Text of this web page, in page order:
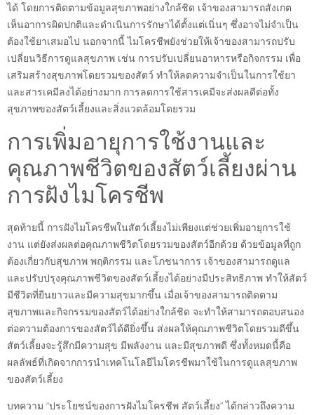
ได้ โดยการติดตามข้อมูลสุขภาพอย่างใกล้ชิด เจ้าของสามารถสังเกต
เห็นอาการผิดปกติและดำเนินการรักษาได้ตั้งแต่เนิ่นๆ ซึ่งอาจไม่จำเป็น
ต้องใช้ยาเสมอไป นอกจากนี้ ไมโครชีพยังช่วยให้เจ้าของสามารถปรับ
เปลี่ยนวิธีการดูแลสุขภาพ เช่น การปรับเปลี่ยนอาหารหรือกิจกรรม เพื่อ
เสริมสร้างสุขภาพโดยรวมของสัตว์ ทำให้ลดความจำเป็นในการใช้ยา
และสารเคมีลงได้อย่างมาก การลดการใช้สารเคมีจะส่งผลดีต่อทั้ง
สุขภาพของสัตว์เลี้ยงและสิ่งแวดล้อมโดยรวม
การเพิ่มอายุการใช้งานและ
คุณภาพชีวิตของสัตว์เลี้ยงผ่าน
การฝังไมโครชีพ
สุดท้ายนี้ การฝังไมโครชีพในสัตว์เลี้ยงไม่เพียงแต่ช่วยเพิ่มอายุการใช้
งาน แต่ยังส่งผลต่อคุณภาพชีวิตโดยรวมของสัตว์อีกด้วย ด้วยข้อมูลที่ถูก
ต้องเกี่ยวกับสุขภาพ พฤติกรรม และโภชนาการ เจ้าของสามารถดูแล
และปรับปรุงคุณภาพชีวิตของสัตว์เลี้ยงได้อย่างมีประสิทธิภาพ ทำให้สัตว์
มีชีวิตที่ยืนยาวและมีความสุขมากขึ้น เมื่อเจ้าของสามารถติดตาม
สุขภาพและกิจกรรมของสัตว์ได้อย่างใกล้ชิด จะทำให้สามารถตอบสนอง
ต่อความต้องการของสัตว์ได้ดียิ่งขึ้น ส่งผลให้คุณภาพชีวิตโดยรวมดีขึ้น
สัตว์เลี้ยงจะรู้สึกมีความสุข มีพลังงาน และมีสุขภาพดี ซึ่งทั้งหมดนี้คือ
ผลลัพธ์ที่เกิดจากการนำเทคโนโลยีไมโครชีพมาใช้ในการดูแลสุขภาพ
ของสัตว์เลี้ยง
บทความ “ประโยชน์ของการฝังไมโครชีพ สัตว์เลี้ยง” ได้กล่าวถึงความ